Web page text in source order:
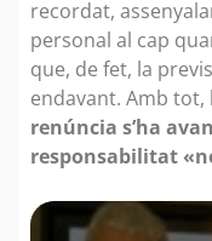
recordat,
personal al cap
que, de fet, la
endavant. Amb
renúncia s’ha
responsabilitat